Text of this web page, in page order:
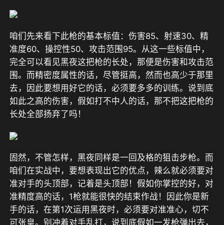
咱们先来看下此枪的基本标值：伤害85、射速30、精
准度60、操控性50、攻击范围95。从这一些标值中，
完全可以看见黑夜这把枪的长处，那便是伤害和攻击范
围。而精密度属性的话，尽管挺高，然而也高少于那里
去，因此要想用好它的话，必须要多多的训练。说到底
如此之高的伤害，假如打不中人的话，那不把这把枪的
长处全部扬弃了吗！
固然，不管怎样，黑夜同样是一回及格的狙击步枪。而
咱们在实战中，要想表现出它的优点，辣么就必须要对
准对手的头顶部，记着是头顶部！假如你掌控的好，对
准精度高的话，1枪就能很快的结束作战！因此你是新
手的话，在第1次运用黑夜时，必须要对准准心，切不
可张皇。别冲着对手乱打，说到底假如一发枪弹出去，